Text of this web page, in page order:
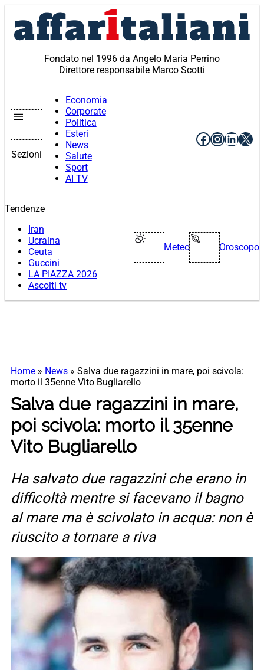
contenuto
Fondato nel 1996 da Angelo Maria Perrino
Direttore responsabile Marco Scotti
Sezioni
Economia
Corporate
Politica
Esteri
News
Salute
Sport
AI TV
Facebook
X
Tendenze
Iran
Ucraina
Ceuta
Guccini
LA PIAZZA 2026
Ascolti tv
Meteo Oroscopo
Home » News » Salva due ragazzini in mare, poi scivola:
morto il 35enne Vito Bugliarello
Salva due ragazzini in mare,
poi scivola: morto il 35enne
Vito Bugliarello
Ha salvato due ragazzini che erano in
difficoltà mentre si facevano il bagno
al mare ma è scivolato in acqua: non è
riuscito a tornare a riva